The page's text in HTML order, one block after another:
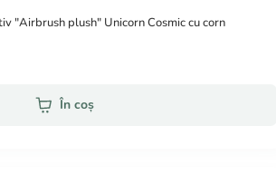
"Airbrush plush" Unicorn Cosmic cu corn
În coș